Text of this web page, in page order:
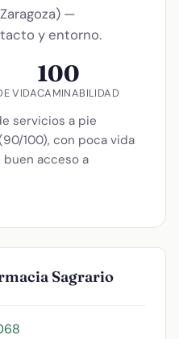
—
y entorno.
VIDA
100
CAMINABILIDAD
servicios a pie
100), con poca vida
acceso a
Sagrario